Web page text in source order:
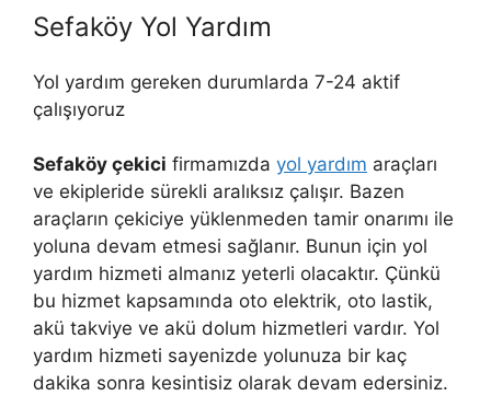
Sefaköy Yol Yardım
Yol yardım gereken durumlarda 7-24 aktif
çalışıyoruz
Sefaköy çekici firmamızda yol yardım araçları
ve ekipleride sürekli aralıksız çalışır. Bazen
araçların çekiciye yüklenmeden tamir onarımı ile
yoluna devam etmesi sağlanır. Bunun için yol
yardım hizmeti almanız yeterli olacaktır. Çünkü
bu hizmet kapsamında oto elektrik, oto lastik,
akü takviye ve akü dolum hizmetleri vardır. Yol
yardım hizmeti sayenizde yolunuza bir kaç
dakika sonra kesintisiz olarak devam edersiniz.